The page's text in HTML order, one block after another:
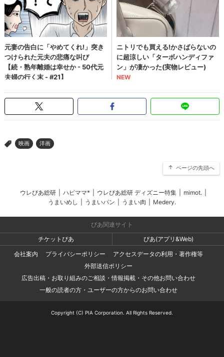
> 映画 洋画
ページの先頭へ
ウレぴあ総研 ハピママ* ウレぴあ総研 ディズニー特集 mimot.
うまいめし
うまいパン うまい肉 Medery.
ぴあ関連サイト
チケットぴあ
ぴあ(アプリ&Web)
会社案内
プライバシーポリシー
アクセスデータの利用・著作権等
外部送信ポリシー
広告出稿・お取り組みのご相談・情報掲載・その他お問い合わせ
一般の読者の方・ユーザーの方からのお問い合わせ
Copyright (C) PIA Corporation. All Rights Reserved.